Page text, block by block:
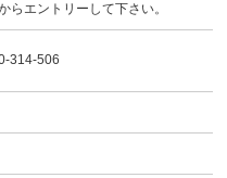
らエントリーして下さい。
314-506